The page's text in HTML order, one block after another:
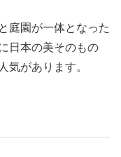
庭園が一体となった
日本の美そのもの
気があります。